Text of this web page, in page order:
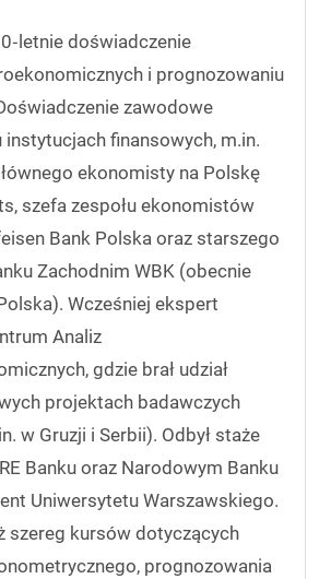
doświadczenie
i prognozowaniu
zawodowe
instytucjach finansowych, m.in.
ekonomisty na Polskę
szefa zespołu ekonomistów
Bank Polska oraz starszego
Zachodnim WBK (obecnie
Wcześniej ekspert
Analiz
gdzie brał udział
projektach badawczych
w Gruzji i Serbii). Odbył staże
Banku oraz Narodowym Banku
Uniwersytetu Warszawskiego.
szereg kursów dotyczących
prognozowania